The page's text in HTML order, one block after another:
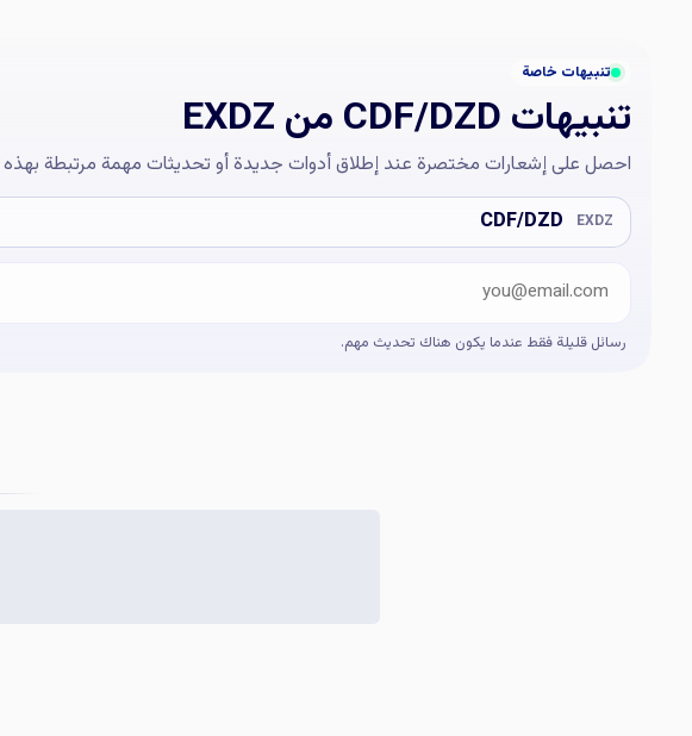
تنبيهات خاصة
تنبيهات CDF/DZD من EXDZ
احصل على إشعارات مختصرة عند إطلاق أدوات جديدة أو تحديثات مهمة مرتبطة
EXDZ
CDF/DZDالبريد الإلكتروني
Company website
رسائل قليلة فقط عندما يكون هناك تحديث مهم.